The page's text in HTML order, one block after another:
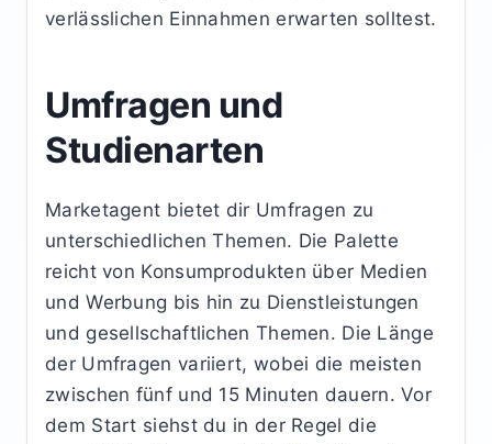
verlässlichen Einnahmen erwarten solltest.
Umfragen und
Studienarten
Marketagent bietet dir Umfragen zu
unterschiedlichen Themen. Die Palette
reicht von Konsumprodukten über Medien
und Werbung bis hin zu Dienstleistungen
und gesellschaftlichen Themen. Die Länge
der Umfragen variiert, wobei die meisten
zwischen fünf und 15 Minuten dauern. Vor
dem Start siehst du in der Regel die